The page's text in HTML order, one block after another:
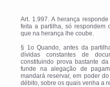
Art. 1.997. A herança
feita a partilha, só respondem
que na herança lhe coube.
§ 1o Quando, antes da
dívidas constantes de
constituindo prova bastante
funde na alegação de
mandará reservar, em poder
débito, sobre os quais venha a